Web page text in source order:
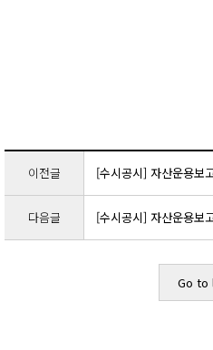
이전글 [수시공시] 자산운용보
다음글 [수시공시] 자산운용보
Go to